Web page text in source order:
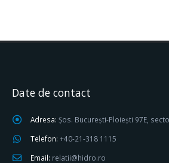
Date de contact
Adresa: Șos. București-Ploiești 97E,
Telefon: +40-21-318 1115
Email: relatii@hidro.ro